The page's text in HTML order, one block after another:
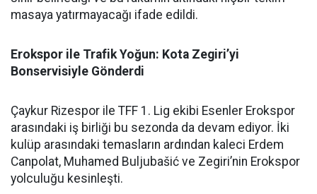
masaya yatırmayacağı ifade edildi.
Erokspor ile Trafik Yoğun: Kota Zegiri’yi
Bonservisiyle Gönderdi
Çaykur Rizespor ile TFF 1. Lig ekibi Esenler Erokspor
arasındaki iş birliği bu sezonda da devam ediyor. İki
kulüp arasındaki temasların ardından kaleci Erdem
Canpolat, Muhamed Buljubašić ve Zegiri’nin Erokspor
yolculuğu kesinleşti.